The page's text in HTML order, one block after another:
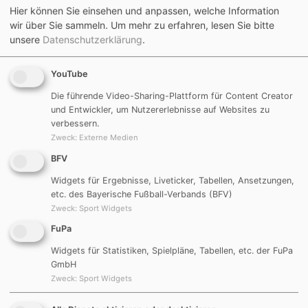
eigenen Läuferinnen und Läufern aktiv, sondern der
Verein stellte auch insgesamt 60 Helferinnen und
Helfer.“
Lob aus dem Rathaus
Die Begrüßung des Marktes Allersberg übernahm der
zweite Bürgermeister Rainer Just, selbst Mitglied der
DJK Göggelsbuch.
„Liebe Läuferinnen und Läufer, liebe Kinder, liebe
Schülerinnen und Schüler. Ich bin auch mitgelaufen.
Auch wenn man es mir jetzt nicht mehr ansieht. Ich
habe die fünf Kilometer gepackt. Also liebe Michaela,
du kannst auf den Verein und auf die Abteilung
Triathlon super stolz sein. Eure helfenden Hände.
'Wahnsinn'. Ich bin mitgelaufen, das war super
ausgeschildert, super ausgesteckt, und man konnte
sich nicht verlaufen. Nicht einmal ich, also sogar bei
Hier können Sie einsehen und anpassen, welche Information
wir über Sie sammeln. Um mehr zu erfahren, lesen Sie bitte
unsere Datenschutzerklärung.
YouTube
Die führende Video-Sharing-Plattform für Content Creator
und Entwickler, um Nutzererlebnisse auf Websites zu
verbessern.
Zweck: Externe Medien
BFV
Widgets für Ergebnisse, Liveticker, Tabellen, Ansetzungen,
etc. des Bayerische Fußball-Verbands (BFV)
Zweck: Sport Widgets
FuPa
Widgets für Statistiken, Spielpläne, Tabellen, etc. der FuPa
GmbH
Zweck: Sport Widgets